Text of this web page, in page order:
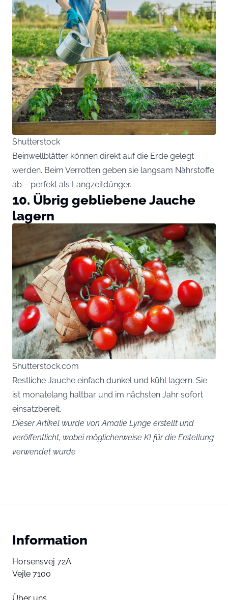
Shutterstock
Beinwellblätter können direkt auf die Erde gelegt
werden. Beim Verrotten geben sie langsam Nährstoffe
ab – perfekt als Langzeitdünger.
10. Übrig gebliebene Jauche
lagern
Shutterstock.com
Restliche Jauche einfach dunkel und kühl lagern. Sie
ist monatelang haltbar und im nächsten Jahr sofort
einsatzbereit.
Dieser Artikel wurde von Amalie Lynge erstellt und
veröffentlicht, wobei möglicherweise KI für die Erstellung
verwendet wurde
Information
Horsensvej 72A
Vejle 7100